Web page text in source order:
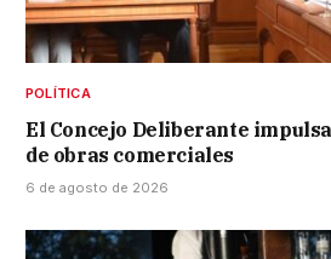
POLÍTICA
El Concejo Deliberante
de obras comerciales
6 de agosto de 2026